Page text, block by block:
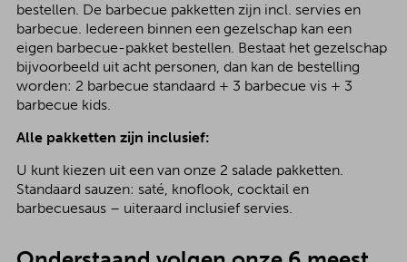
bestellen. De barbecue pakketten zijn incl. servies en
barbecue. Iedereen binnen een gezelschap kan een
eigen barbecue-pakket bestellen. Bestaat het gezelschap
bijvoorbeeld uit acht personen, dan kan de bestelling
worden: 2 barbecue standaard + 3 barbecue vis + 3
barbecue kids.
Alle pakketten zijn inclusief:
U kunt kiezen uit een van onze 2 salade pakketten.
Standaard sauzen: saté, knoflook, cocktail en
barbecuesaus – uiteraard inclusief servies.